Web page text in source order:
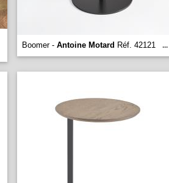
Boomer - Antoine Motard Réf. 42121 ...